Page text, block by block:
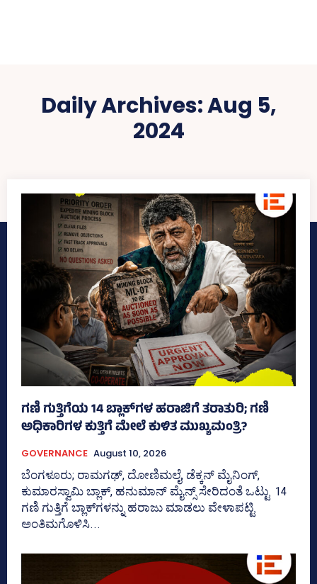
Daily Archives: Aug 5,
2024
ಗಣಿ ಗುತ್ತಿಗೆಯ 14 ಬ್ಲಾಕ್‌ಗಳ ಹರಾಜಿಗೆ ತರಾತುರಿ; ಗಣಿ
ಅಧಿಕಾರಿಗಳ ಕುತ್ತಿಗೆ ಮೇಲೆ ಕುಳಿತ ಮುಖ್ಯಮಂತ್ರಿ?
GOVERNANCE August 10, 2026
ಬೆಂಗಳೂರು; ರಾಮಗಢ್, ದೋಣಿಮಲೈ, ಡೆಕ್ಕನ್ ಮೈನಿಂಗ್,
ಕುಮಾರಸ್ವಾಮಿ ಬ್ಲಾಕ್, ಹನುಮಾನ್ ಮೈನ್ಸ್‌ ಸೇರಿದಂತೆ ಒಟ್ಟು 14
ಗಣಿ ಗುತ್ತಿಗೆ ಬ್ಲಾಕ್‌ಗಳನ್ನು ಹರಾಜು ಮಾಡಲು ವೇಳಾಪಟ್ಟಿ
ಅಂತಿಮಗೊಳಿಸಿ...